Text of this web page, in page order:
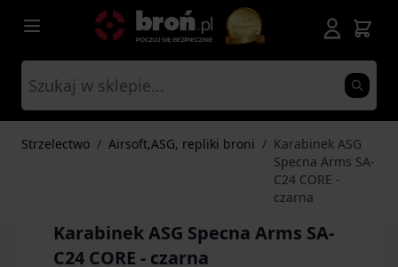
Przejdź do treści
Strzelectwo / Airsoft,ASG, repliki broni / Karabinek ASG
Specna Arms SA-
C24 CORE -
czarna
Karabinek ASG Specna Arms SA-
C24 CORE - czarna